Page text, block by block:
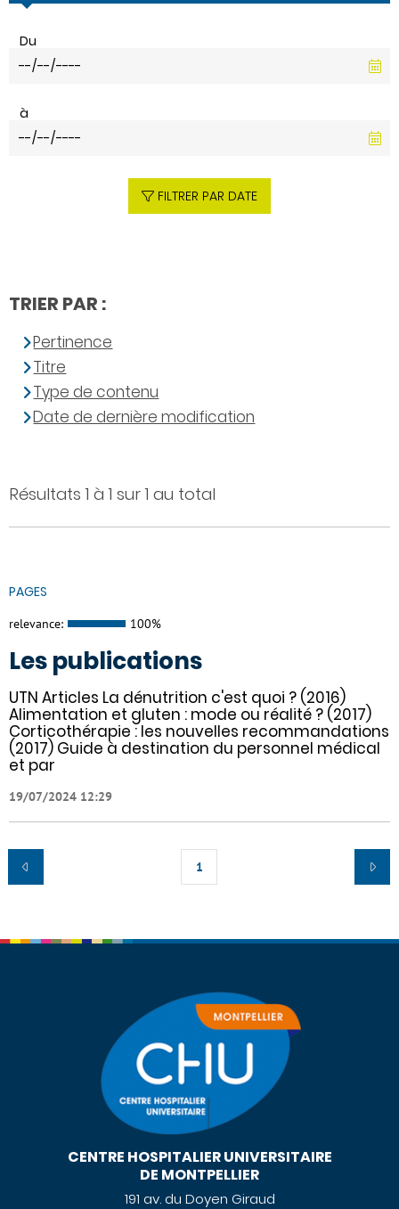
Résultats 1 à 1 sur 1 au total
PAGES
relevance: 100%
Les publications
UTN Articles La dénutrition c'est quoi ? (2016)
Alimentation et gluten : mode ou réalité ? (2017)
Corticothérapie : les nouvelles recommandations
(2017) Guide à destination du personnel médical
et par
19/07/2024 12:29
1
Du
à
FILTRER PAR DATE
TRIER PAR :
Pertinence
Titre
Type de contenu
Date de dernière modification
CENTRE HOSPITALIER UNIVERSITAIRE
DE MONTPELLIER
191 av. du Doyen Giraud